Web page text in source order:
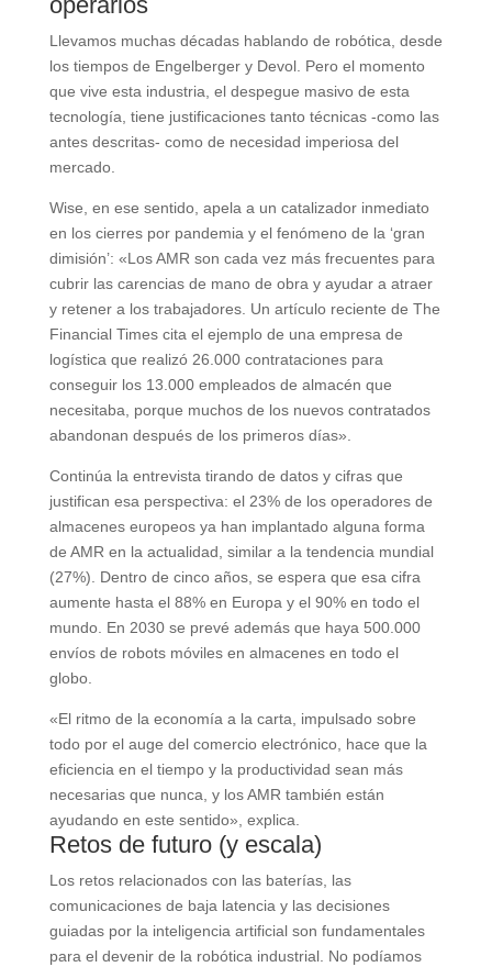
Llevamos muchas décadas hablando de robótica, desde
los tiempos de Engelberger y Devol. Pero el momento
que vive esta industria, el despegue masivo de esta
tecnología, tiene justificaciones tanto técnicas -como las
antes descritas- como de necesidad imperiosa del
mercado.
Wise, en ese sentido, apela a un catalizador inmediato
en los cierres por pandemia y el fenómeno de la ‘gran
dimisión’: «Los AMR son cada vez más frecuentes para
cubrir las carencias de mano de obra y ayudar a atraer
y retener a los trabajadores. Un artículo reciente de The
Financial Times cita el ejemplo de una empresa de
logística que realizó 26.000 contrataciones para
conseguir los 13.000 empleados de almacén que
necesitaba, porque muchos de los nuevos contratados
abandonan después de los primeros días».
Continúa la entrevista tirando de datos y cifras que
justifican esa perspectiva: el 23% de los operadores de
almacenes europeos ya han implantado alguna forma
de AMR en la actualidad, similar a la tendencia mundial
(27%). Dentro de cinco años, se espera que esa cifra
aumente hasta el 88% en Europa y el 90% en todo el
mundo. En 2030 se prevé además que haya 500.000
envíos de robots móviles en almacenes en todo el
globo.
«El ritmo de la economía a la carta, impulsado sobre
todo por el auge del comercio electrónico, hace que la
eficiencia en el tiempo y la productividad sean más
necesarias que nunca, y los AMR también están
ayudando en este sentido», explica.
Retos de futuro (y escala)
Los retos relacionados con las baterías, las
comunicaciones de baja latencia y las decisiones
guiadas por la inteligencia artificial son fundamentales
para el devenir de la robótica industrial. No podíamos